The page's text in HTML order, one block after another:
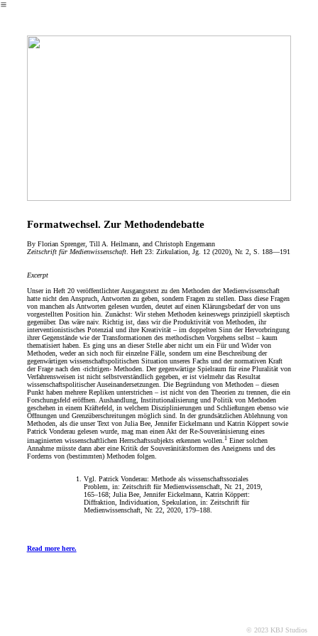
︎
Formatwechsel. Zur Methodendebatte
By Florian Sprenger, Till A. Heilmann, and Christoph Engemann
Zeitschrift für Medienwissenschaft. Heft 23: Zirkulation, Jg. 12 (2020), Nr. 2, S. 188—191
Excerpt
Unser in Heft 20 veröffentlichter Ausgangstext zu den Methoden der Medienwissenschaft
hatte nicht den Anspruch, Antworten zu geben, sondern Fragen zu stellen. Dass diese Fragen
von manchen als Antworten gelesen wurden, deutet auf einen Klärungsbedarf der von uns
vorgestellten Position hin. Zunächst: Wir stehen Methoden keineswegs prinzipiell skeptisch
gegenüber. Das wäre naiv. Richtig ist, dass wir die Produktivität von Methoden, ihr
interventionistisches Potenzial und ihre Kreativität – im doppelten Sinn der Hervorbringung
ihrer Gegenstände wie der Transformationen des methodischen Vorgehens selbst – kaum
thematisiert haben. Es ging uns an dieser Stelle aber nicht um ein Für und Wider von
Methoden, weder an sich noch für einzelne Fälle, sondern um eine Beschreibung der
gegenwärtigen wissenschaftspolitischen Situation unseres Fachs und der normativen Kraft
der Frage nach den ‹richtigen› Methoden. Der gegenwärtige Spielraum für eine Pluralität von
Verfahrensweisen ist nicht selbstverständlich gegeben, er ist vielmehr das Resultat
wissenschaftspolitischer Auseinandersetzungen. Die Begründung von Methoden – diesen
Punkt haben mehrere Repliken unterstrichen – ist nicht von den Theorien zu trennen, die ein
Forschungsfeld eröffnen. Aushandlung, Institutionalisierung und Politik von Methoden
geschehen in einem Kräftefeld, in welchem Disziplinierungen und Schließungen ebenso wie
Öffnungen und Grenzüberschreitungen möglich sind. In der grundsätzlichen Ablehnung von
Methoden, als die unser Text von Julia Bee, Jennifer Eickelmann und Katrin Köppert sowie
Patrick Vonderau gelesen wurde, mag man einen Akt der Re-Souveränisierung eines
imaginierten wissenschaftlichen Herrschaftssubjekts erkennen wollen. 1Einer solchen
Annahme müsste dann aber eine Kritik der Souveränitätsformen des Aneignens und des
Forderns von (bestimmten) Methoden folgen.
Vgl. Patrick Vonderau: Methode als wissenschaftssoziales
Problem, in: Zeitschrift für Medienwissenschaft, Nr. 21, 2019,
165–168; Julia Bee, Jennifer Eickelmann, Katrin Köppert:
Diffraktion, Individuation, Spekulation, in: Zeitschrift für
Medienwissenschaft, Nr. 22, 2020, 179–188.
Read more here.
© 2023 KBJ Studios